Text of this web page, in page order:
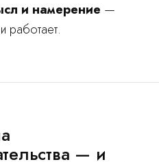
и намерение —
работает.
— и